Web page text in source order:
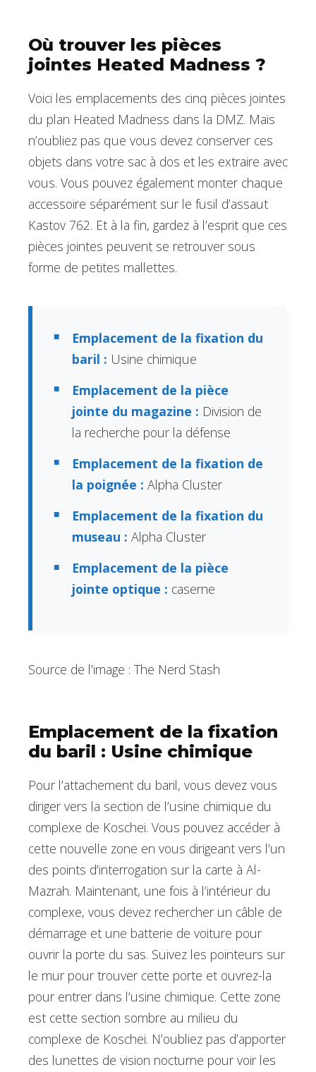
Où trouver les pièces
jointes Heated Madness ?
Voici les emplacements des cinq pièces jointes
du plan Heated Madness dans la DMZ. Mais
n’oubliez pas que vous devez conserver ces
objets dans votre sac à dos et les extraire avec
vous. Vous pouvez également monter chaque
accessoire séparément sur le fusil d’assaut
Kastov 762. Et à la fin, gardez à l’esprit que ces
pièces jointes peuvent se retrouver sous
forme de petites mallettes.
Emplacement de la fixation du
baril : Usine chimique
Emplacement de la pièce
jointe du magazine : Division de
la recherche pour la défense
Emplacement de la fixation de
la poignée : Alpha Cluster
Emplacement de la fixation du
museau : Alpha Cluster
Emplacement de la pièce
jointe optique : caserne
Source de l’image : The Nerd Stash
Emplacement de la fixation
du baril : Usine chimique
Pour l’attachement du baril, vous devez vous
diriger vers la section de l’usine chimique du
complexe de Koschei. Vous pouvez accéder à
cette nouvelle zone en vous dirigeant vers l’un
des points d’interrogation sur la carte à Al-
Mazrah. Maintenant, une fois à l’intérieur du
complexe, vous devez rechercher un câble de
démarrage et une batterie de voiture pour
ouvrir la porte du sas. Suivez les pointeurs sur
le mur pour trouver cette porte et ouvrez-la
pour entrer dans l’usine chimique. Cette zone
est cette section sombre au milieu du
complexe de Koschei. N’oubliez pas d’apporter
des lunettes de vision nocturne pour voir les